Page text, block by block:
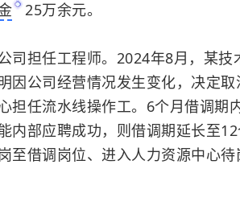
25万余元。
担任工程师。 2024年8月，某技
因公司经营情况发生变化，决定
担任流水线操作工。6个月借调期
内部应聘成功，则借调期延长至
至借调岗位、进入人力资源中心